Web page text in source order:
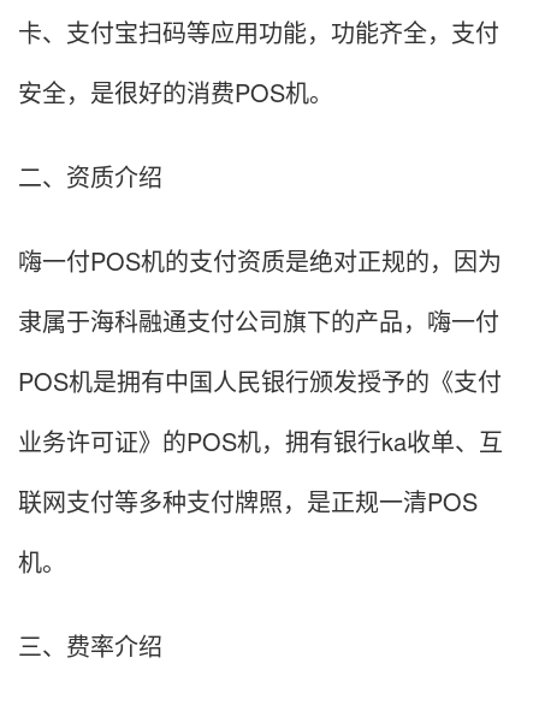
卡、支付宝扫码等应用功能，功能齐全，支付
安全，是很好的消费POS机。
二、资质介绍
嗨一付POS机的支付资质是绝对正规的，因为
隶属于海科融通支付公司旗下的产品，嗨一付
POS机是拥有中国人民银行颁发授予的《支付
业务许可证》的POS机，拥有银行ka收单、互
联网支付等多种支付牌照，是正规一清POS
机。
三、费率介绍